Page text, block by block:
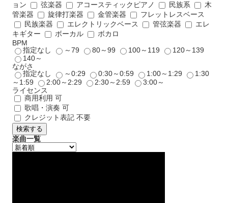
ョン
弦楽器 アコースティックピアノ 民族系
木
管楽器
旋律打楽器 金管楽器
フレットレスベース
民族楽器
エレクトリックベース 管弦楽器
エレ
キギター
ボーカル
ボカロ
BPM
指定なし
～79 80～99 100～119
120～139
140～
ながさ
指定なし
～0:29 0:30～0:59 1:00～1:29
1:30
～1:59
2:00～2:29 2:30～2:59
3:00～
ライセンス
商用利用 可
歌唱・演奏 可
クレジット表記 不要
検索する
楽曲一覧